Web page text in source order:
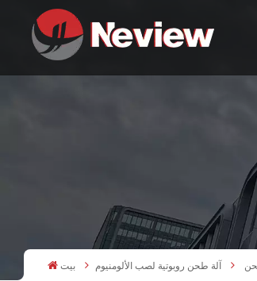
بيت آلة طحن روبوتية لصب الألومنيوم